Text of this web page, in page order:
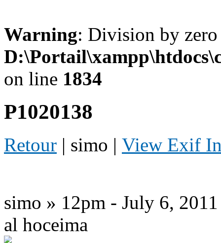
Warning: Division by
on line 1834
P1020138
Retour | simo | View Exif
simo » 12pm - July 6, 2011
al hoceima